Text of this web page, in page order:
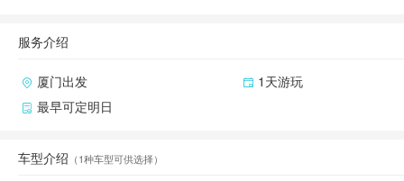
服务介绍
厦门出发
1天游玩
最早可定明日
车型介绍 （1种车型可供选择）